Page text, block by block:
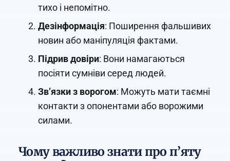
тихо і непомітно.
Дезінформація: Поширення фальшивих
новин або маніпуляція фактами.
Підрив довіри: Вони намагаються
посіяти сумніви серед людей.
Зв’язки з ворогом: Можуть мати таємні
контакти з опонентами або ворожими
силами.
Чому важливо знати про п’яту